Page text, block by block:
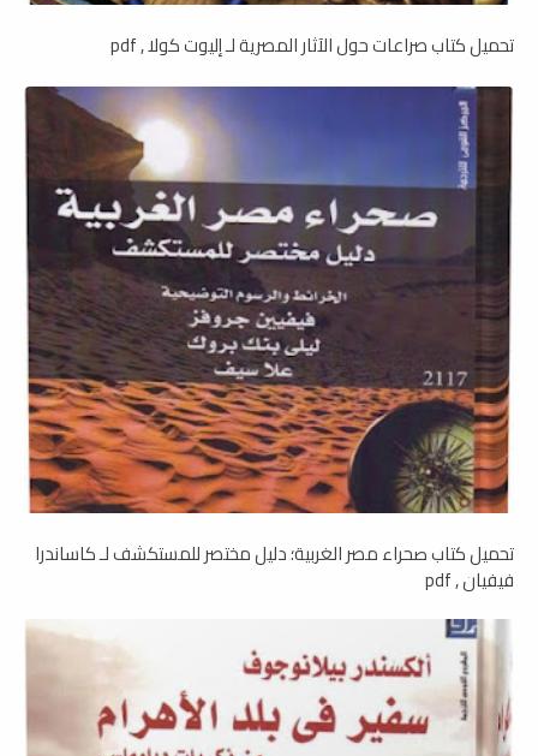
تحميل كتاب صراعات حول الآثار المصرية لـ إليوت كولا , pdf
تحميل كتاب صحراء مصر الغربية؛ دليل مختصر للمستكشف لـ كاساندرا
فيفيان , pdf